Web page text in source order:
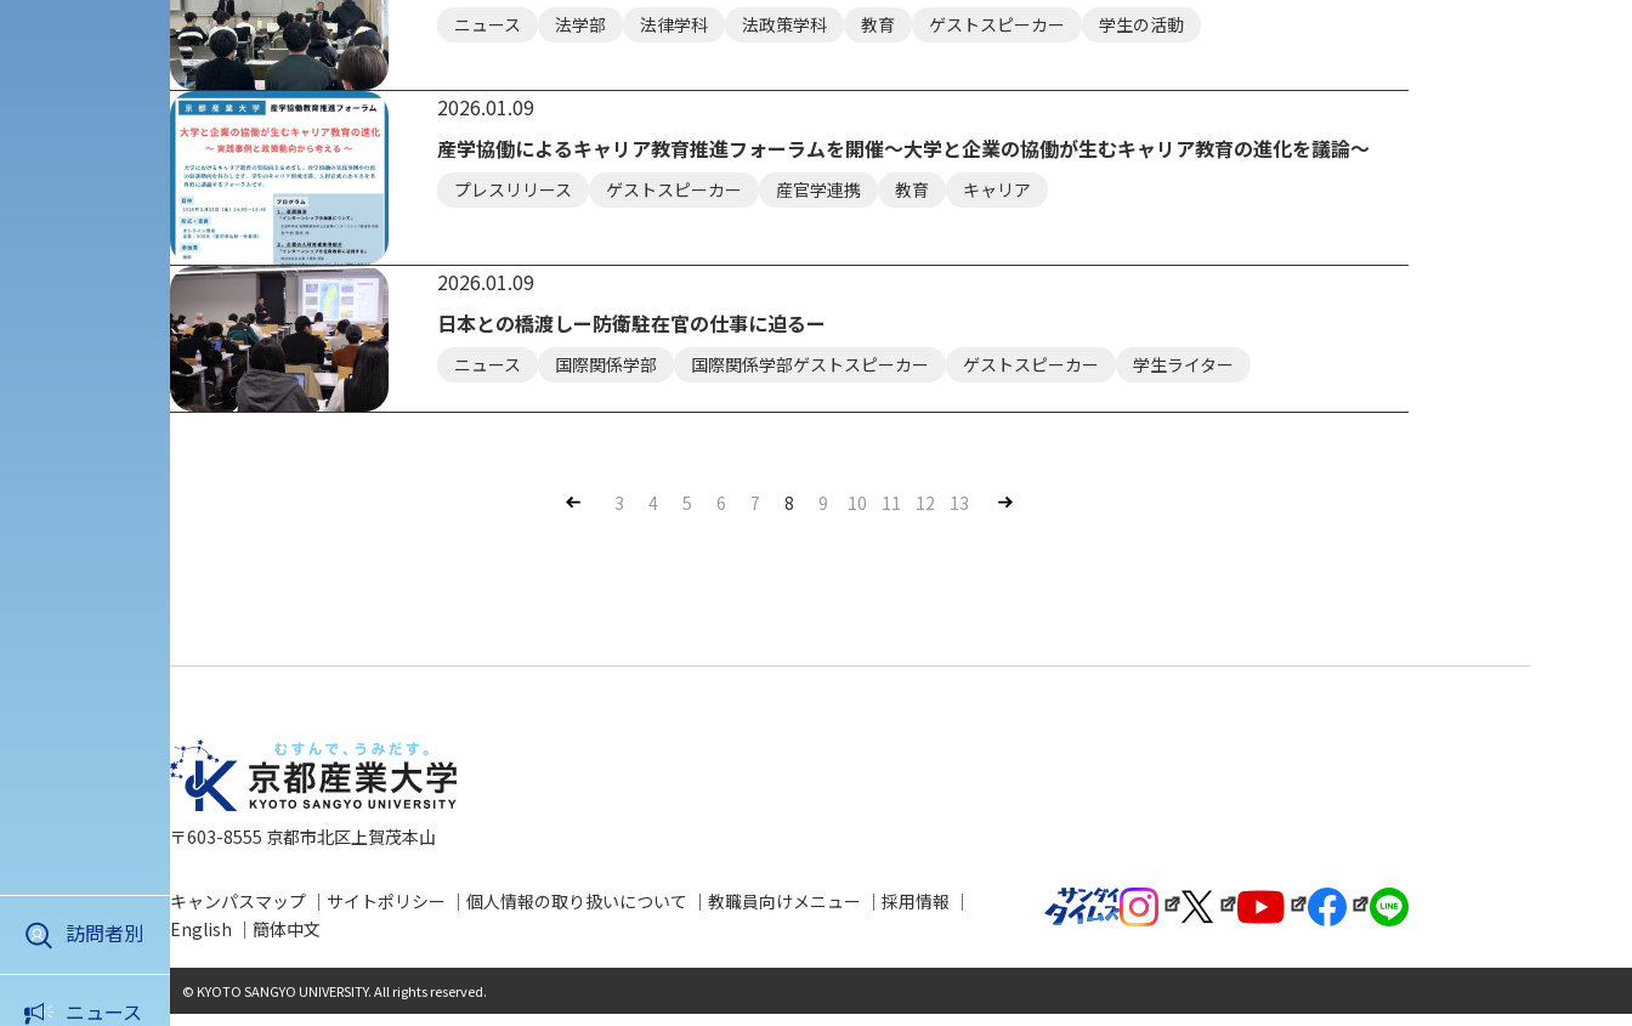
科目等履修生・聴講生募集
外国人留学生の入学
KSU-EAP（正課外活動プログラム）
社会安全・警察学研究所
の方へ 学外機関向け
訪問者別
アクセス
資料請求 お問い合わせ
ニュース
ニュース 法学部 法律学科 法政策学科 教育 ゲストスピーカー 学生の活動
2026.01.09
産学協働によるキャリア教育推進フォーラムを開催～大学と企業の協働が生むキャリア教育の進化を議論～
プレスリリース ゲストスピーカー 産官学連携 教育 キャリア
2026.01.09
日本との橋渡しー防衛駐在官の仕事に迫るー
ニュース 国際関係学部 国際関係学部ゲストスピーカー ゲストスピーカー 学生ライター
Pre 3 4 5 6 7 8 9 10 11 12 13 Nex
〒603-8555 京都市北区上賀茂本山
キャンパスマップ サイトポリシー 個人情報の取り扱いについて 教職員向けメニュー
採用情報
English
簡体中文
© KYOTO SANGYO UNIVERSITY. All rights reserved.